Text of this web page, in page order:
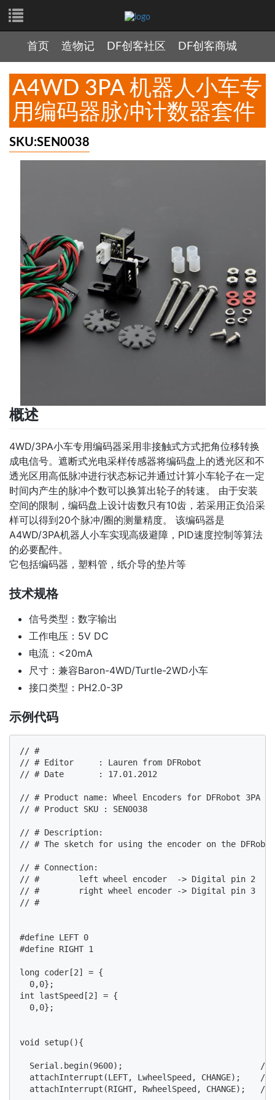
首页 造物记 DF创客社区 DF创客商城
A4WD 3PA 机器人小车专
用编码器脉冲计数器套件
SKU:SEN0038
概述
4WD/3PA小车专用编码器采用非接触式方式把角位移转换
成电信号。遮断式光电采样传感器将编码盘上的透光区和不
透光区用高低脉冲进行状态标记并通过计算小车轮子在一定
时间内产生的脉冲个数可以换算出轮子的转速。 由于安装
空间的限制，编码盘上设计齿数只有10齿，若采用正负沿采
样可以得到20个脉冲/圈的测量精度。 该编码器是
A4WD/3PA机器人小车实现高级避障，PID速度控制等算法
的必要配件。
它包括编码器，塑料管，纸介导的垫片等
技术规格
信号类型：数字输出
工作电压：5V DC
电流：<20mA
尺寸：兼容Baron-4WD/Turtle-2WD小车
接口类型：PH2.0-3P
示例代码
// #
// # Editor     : Lauren from DFRobot
// # Date       : 17.01.2012
// # Product name: Wheel Encoders for DFRobot 3PA
// # Product SKU : SEN0038
// # Description:
// # The sketch for using the encoder on the
// # Connection:
// #        left wheel encoder  -> Digital pin 2
// #        right wheel encoder -> Digital pin 3
// #
#define LEFT 0
#define RIGHT 1
long coder[2] = {
  0,0};
int lastSpeed[2] = {
  0,0};
void setup(){
Serial.begin(9600);
attachInterrupt(LEFT, LwheelSpeed, CHANGE);
attachInterrupt(RIGHT, RwheelSpeed, CHANGE);